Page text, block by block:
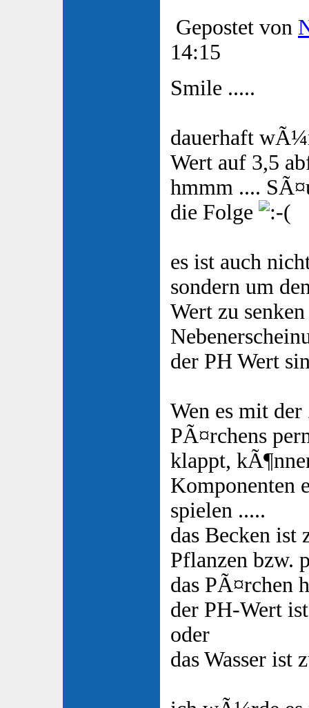
Gepostet von
14:15
Smile .....
dauerhaft
Wert auf 3,5
hmmm ....
die Folge
es ist auch
sondern um
Wert zu
der PH Wert
Wen es mit
PÃ¤rchens
klappt,
Komponenten
spielen .....
das Becken ist
Pflanzen bzw.
das PÃ¤rchen
der PH-Wert
oder
das Wasser ist